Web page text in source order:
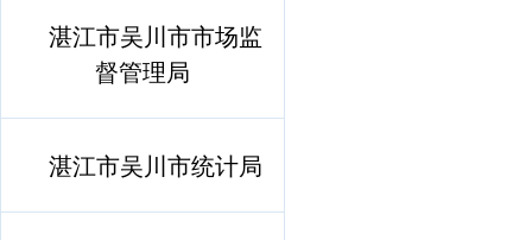
湛江市吴川市市场监
督管理局
湛江市吴川市统计局